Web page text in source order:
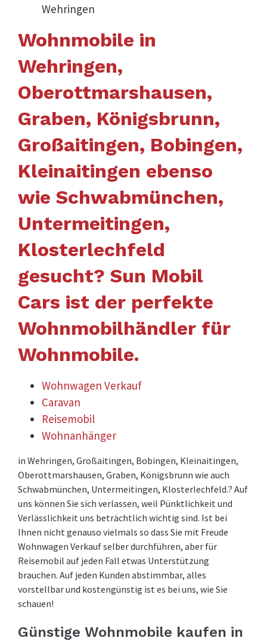
Wehringen
Wohnmobile in
Wehringen,
Oberottmarshausen,
Graben, Königsbrunn,
Großaitingen, Bobingen,
Kleinaitingen ebenso
wie Schwabmünchen,
Untermeitingen,
Klosterlechfeld
gesucht? Sun Mobil
Cars ist der perfekte
Wohnmobilhändler für
Wohnmobile.
Wohnwagen Verkauf
Caravan
Reisemobil
Wohnanhänger
in Wehringen, Großaitingen, Bobingen, Kleinaitingen,
Oberottmarshausen, Graben, Königsbrunn wie auch
Schwabmünchen, Untermeitingen, Klosterlechfeld.? Auf
uns können Sie sich verlassen, weil Pünktlichkeit und
Verlässlichkeit uns beträchtlich wichtig sind. Ist bei
Ihnen nicht genauso vielmals so dass Sie mit Freude
Wohnwagen Verkauf selber durchführen, aber für
Reisemobil auf jeden Fall etwas Unterstützung
brauchen. Auf jeden Kunden abstimmbar, alles
vorstellbar und kostengünstig ist es bei uns, wie Sie
schauen!
Günstige Wohnmobile kaufen in